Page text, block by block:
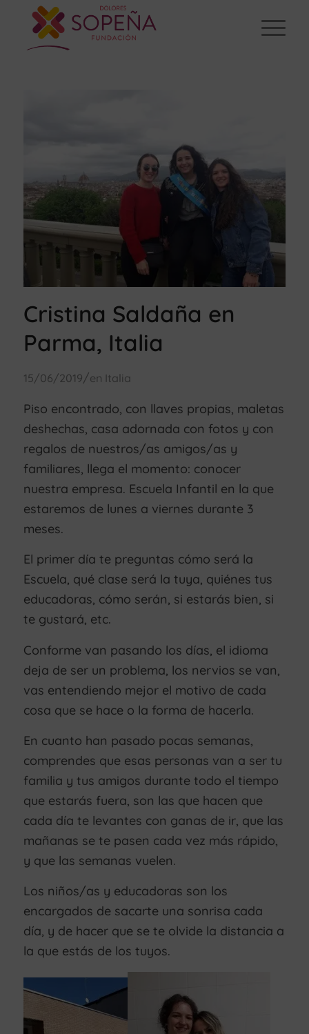
Cristina Saldaña en
Parma, Italia
15/06/2019/en Italia
Piso encontrado, con llaves propias, maletas
deshechas, casa adornada con fotos y con
regalos de nuestros/as amigos/as y
familiares, llega el momento: conocer
nuestra empresa. Escuela Infantil en la que
estaremos de lunes a viernes durante 3
meses.
El primer día te preguntas cómo será la
Escuela, qué clase será la tuya, quiénes tus
educadoras, cómo serán, si estarás bien, si
te gustará, etc.
Conforme van pasando los días, el idioma
deja de ser un problema, los nervios se van,
vas entendiendo mejor el motivo de cada
cosa que se hace o la forma de hacerla.
En cuanto han pasado pocas semanas,
comprendes que esas personas van a ser tu
familia y tus amigos durante todo el tiempo
que estarás fuera, son las que hacen que
cada día te levantes con ganas de ir, que las
mañanas se te pasen cada vez más rápido,
y que las semanas vuelen.
Los niños/as y educadoras son los
encargados de sacarte una sonrisa cada
día, y de hacer que se te olvide la distancia a
la que estás de los tuyos.